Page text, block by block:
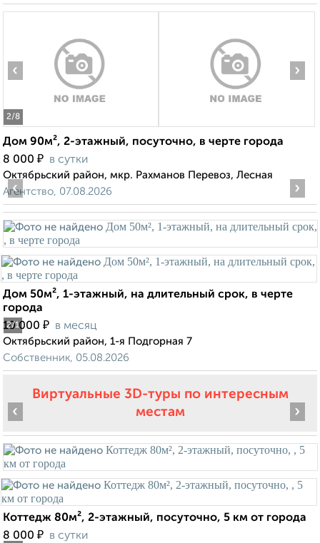
2/8
‹ ›
Дом 90м², 2-этажный, посуточно, в черте города
8 000 ₽ в сутки
Октябрьский район, мкр. Рахманов Перевоз, Лесная
Агентство, 07.08.2026
2/1
‹ ›
Дом 50м², 1-этажный, на длительный срок, в черте
города
10 000 ₽ в месяц
Октябрьский район, 1-я Подгорная 7
Собственник, 05.08.2026
Виртуальные 3D-туры по интересным
местам
‹ ›
Коттедж 80м², 2-этажный, посуточно, 5 км от города
8 000 ₽ в сутки